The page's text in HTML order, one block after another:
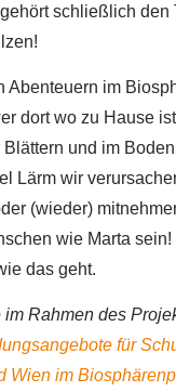
schließlich den
Abenteuern im
dort wo zu Hause
und im
Lärm wir
(wieder)
wie Marta
das geht.
Rahmen des
für
Wien im